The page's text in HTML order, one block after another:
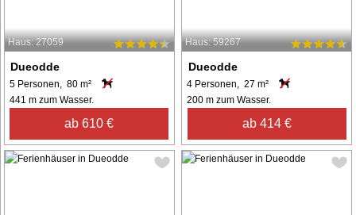
Haus: 27059
Dueodde
5 Personen, 80 m²
441 m zum Wasser.
ab 610 €
Haus: 59267
Dueodde
4 Personen, 27 m²
200 m zum Wasser.
ab 414 €